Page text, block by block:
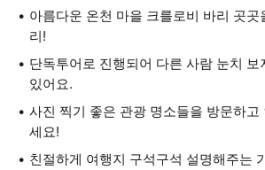
아름다운 온천 마을 크를로비 바리 곳곳
리!
단독투어로 진행되어 다른 사람 눈치 보
있어요.
사진 찍기 좋은 관광 명소들을 방문하고
세요!
친절하게 여행지 구석구석 설명해주는